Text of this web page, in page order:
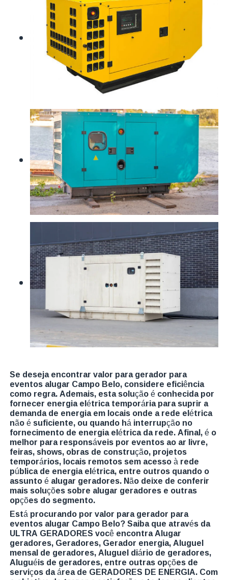
Se deseja encontrar valor para gerador para
eventos alugar Campo Belo, considere eficiência
como regra. Ademais, esta solução é conhecida por
fornecer energia elétrica temporária para suprir a
demanda de energia em locais onde a rede elétrica
não é suficiente, ou quando há interrupção no
fornecimento de energia elétrica da rede. Afinal, é o
melhor para responsáveis por eventos ao ar livre,
feiras, shows, obras de construção, projetos
temporários, locais remotos sem acesso à rede
pública de energia elétrica, entre outros quando o
assunto é alugar geradores. Não deixe de conferir
mais soluções sobre alugar geradores e outras
opções do segmento.
Está procurando por valor para gerador para
eventos alugar Campo Belo? Saiba que através da
ULTRA GERADORES você encontra Alugar
geradores, Geradores, Gerador energia, Aluguel
mensal de geradores, Aluguel diário de geradores,
Aluguéis de geradores, entre outras opções de
serviços da área de GERADORES DE ENERGIA. Com